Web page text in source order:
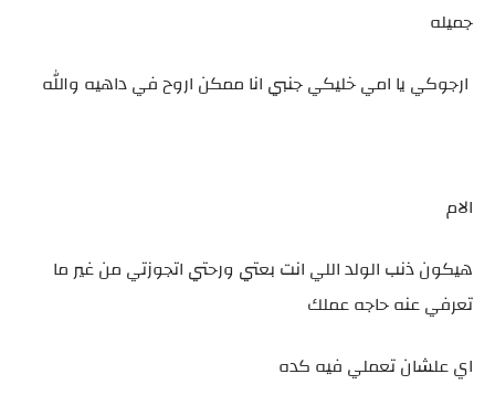
جميله
ارجوكي يا امي خليكي جنبي انا ممكن اروح في داهيه والله
الام
هيكون ذنب الولد اللي انت بعتي ورحتي اتجوزتي من غير ما
تعرفي عنه حاجه عملك
اي علشان تعملي فيه كده